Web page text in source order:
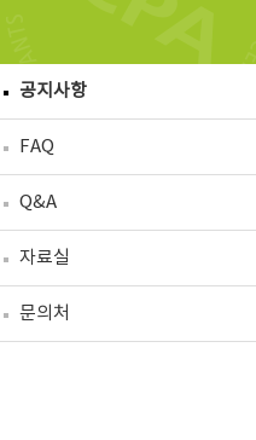
공지사항
FAQ
Q&A
자료실
문의처